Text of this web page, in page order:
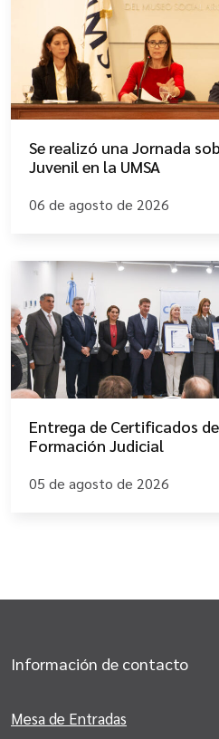
Se realizó una Jornada
Juvenil en la UMSA
06 de agosto de 2026
Entrega de Certificados
Formación Judicial
05 de agosto de 2026
Información de contacto
Mesa de Entradas